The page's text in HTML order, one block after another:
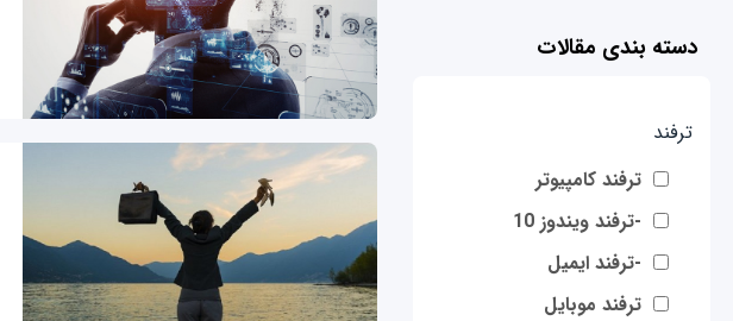
دسته بندی مقالات
ترفند
ترفند کامپیوتر
-ترفند ویندوز 10
-ترفند ایمیل
ترفند موبایل